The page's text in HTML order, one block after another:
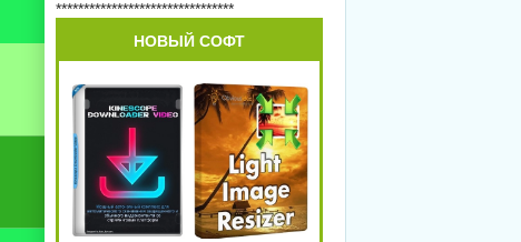
********************************
НОВЫЙ СОФТ